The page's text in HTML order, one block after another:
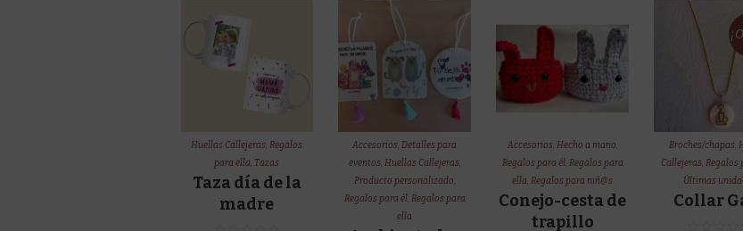
Huellas Callejeras,Regalos
para ella, Tazas
Taza día de la
madre
Accesorios,Detalles para
eventos, Huellas Callejeras,
Producto personalizado,
Regalos para él, Regalos para
ella
Accesorios, Hecho a mano,
Regalos para él, Regalos para
ella,Regalos para niñ@s
Conejo-cesta de
trapillo
Broches/chapas,
Callejeras,Regalos
Últimas
Collar